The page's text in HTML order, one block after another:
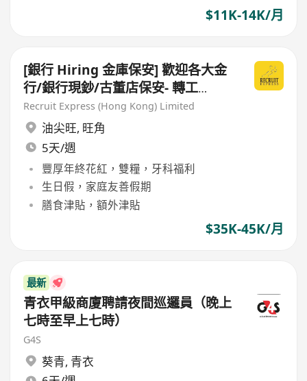
$11K-14K/月
[銀行 Hiring 金庫保安] 歡迎各大金
行/銀行現鈔/古董店保安- 轉工
HKD$30,000-40,000 + Bonus
#RAA
Recruit Express (Hong Kong) Limited
油尖旺, 旺角
5天/週
豐厚年終花紅，雙糧，牙科福利
生日假，家庭友善假期
膳食津貼，額外津貼
$35K-45K/月
最新
青衣甲級商廈聘請夜間巡邏員（晚上
七時至早上七時）
G4S
葵青, 青衣